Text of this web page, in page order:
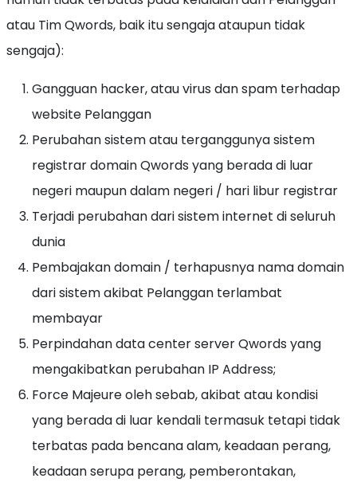
atau Tim Qwords, baik itu sengaja ataupun tidak
sengaja):
Gangguan hacker, atau virus dan spam terhadap
website Pelanggan
Perubahan sistem atau terganggunya sistem
registrar domain Qwords yang berada di luar
negeri maupun dalam negeri / hari libur registrar
Terjadi perubahan dari sistem internet di seluruh
dunia
Pembajakan domain / terhapusnya nama domain
dari sistem akibat Pelanggan terlambat
membayar
Perpindahan data center server Qwords yang
mengakibatkan perubahan IP Address;
Force Majeure oleh sebab, akibat atau kondisi
yang berada di luar kendali termasuk tetapi tidak
terbatas pada bencana alam, keadaan perang,
keadaan serupa perang, pemberontakan,